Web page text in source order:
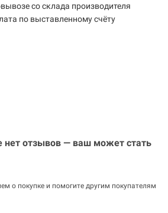
со склада производителя
по выставленному счёту
нет отзывов — ваш может стать
о покупке и помогите другим покупателям